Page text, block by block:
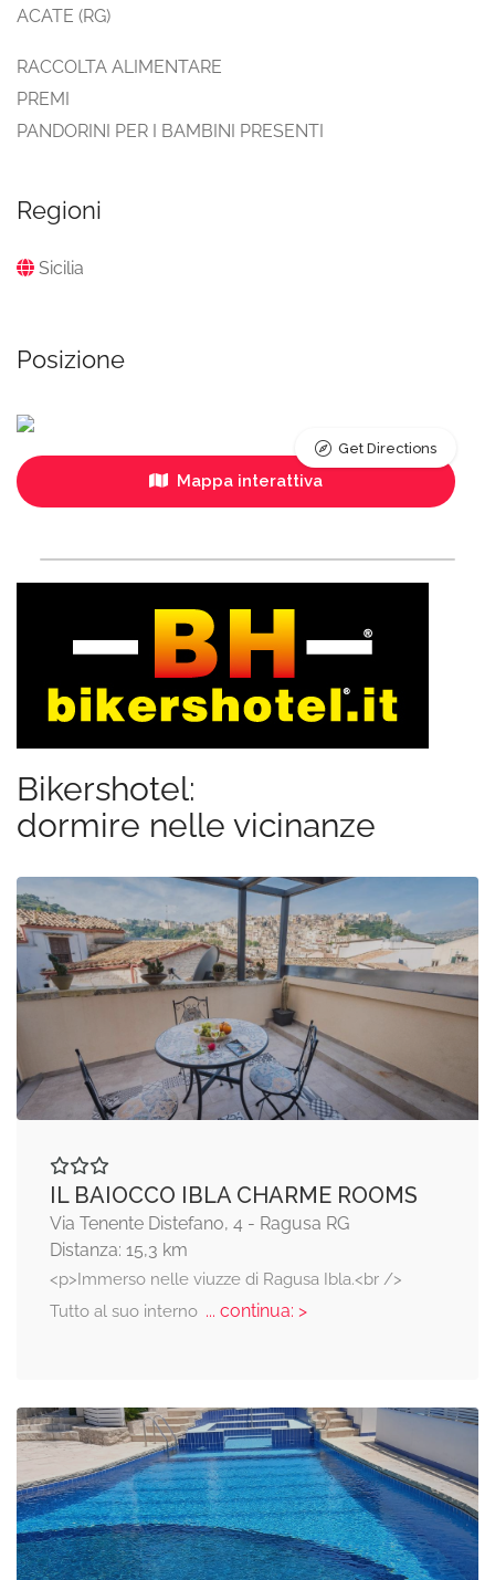
ACATE (RG)
RACCOLTA ALIMENTARE
PREMI
PANDORINI PER I BAMBINI PRESENTI
Regioni
Sicilia
Posizione
Mappa interattiva
Get Directions
Bikershotel:
dormire nelle vicinanze
IL BAIOCCO IBLA CHARME ROOMS
Via Tenente Distefano, 4 - Ragusa RG
Distanza: 15,3 km
<p>Immerso nelle viuzze di Ragusa Ibla.<br />
Tutto al suo interno... continua: >